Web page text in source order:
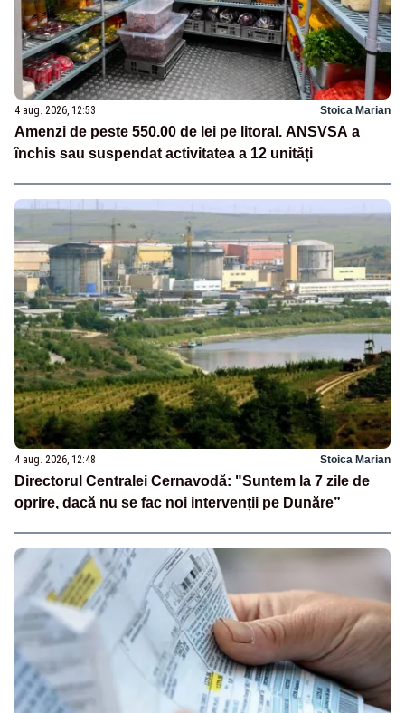
4 aug. 2026, 12:53 Stoica Marian
Amenzi de peste 550.00 de lei pe litoral. ANSVSA a
închis sau suspendat activitatea a 12 unități
4 aug. 2026, 12:48 Stoica Marian
Directorul Centralei Cernavodă: "Suntem la 7 zile de
oprire, dacă nu se fac noi intervenții pe Dunăre”